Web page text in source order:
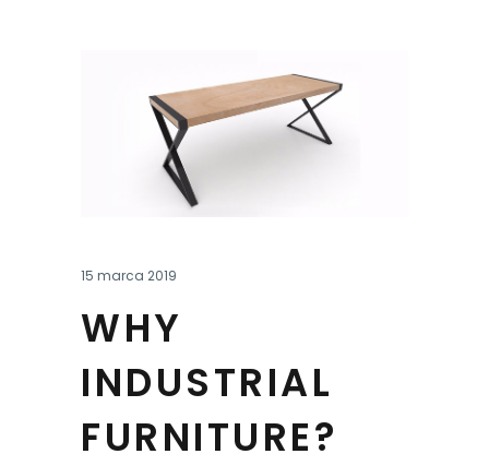
15 marca 2019
WHY
INDUSTRIAL
FURNITURE?